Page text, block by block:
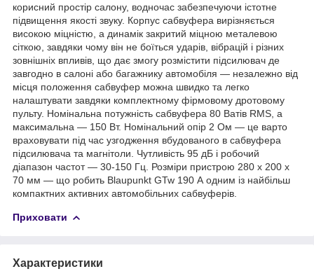
корисний простір салону, водночас забезпечуючи істотне
підвищення якості звуку. Корпус сабвуфера вирізняється
високою міцністю, а динамік закритий міцною металевою
сіткою, завдяки чому він не боїться ударів, вібрацій і різних
зовнішніх впливів, що дає змогу розмістити підсилювач де
завгодно в салоні або багажнику автомобіля — незалежно від
місця положення сабвуфер можна швидко та легко
налаштувати завдяки комплектному фірмовому дротовому
пульту. Номінальна потужність сабвуфера 80 Ватів RMS, а
максимальна — 150 Вт. Номінальний опір 2 Ом — це варто
враховувати під час узгодження вбудованого в сабвуфера
підсилювача та магнітоли. Чутливість 95 дБ і робочий
діапазон частот — 30-150 Гц. Розміри пристрою 280 x 200 x
70 мм — що робить Blaupunkt GTw 190 А одним із найбільш
компактних активних автомобільних сабвуферів.
Приховати
Характеристики